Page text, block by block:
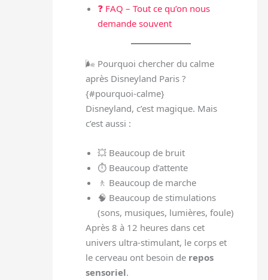
❓ FAQ – Tout ce qu’on nous
demande souvent
🌬️ Pourquoi chercher du calme
après Disneyland Paris ?
{#pourquoi-calme}
Disneyland, c’est magique. Mais
c’est aussi :
💥 Beaucoup de bruit
⏱️ Beaucoup d’attente
🚶 Beaucoup de marche
🧠 Beaucoup de stimulations
(sons, musiques, lumières, foule)
Après 8 à 12 heures dans cet
univers ultra-stimulant, le corps et
le cerveau ont besoin de repos
sensoriel.